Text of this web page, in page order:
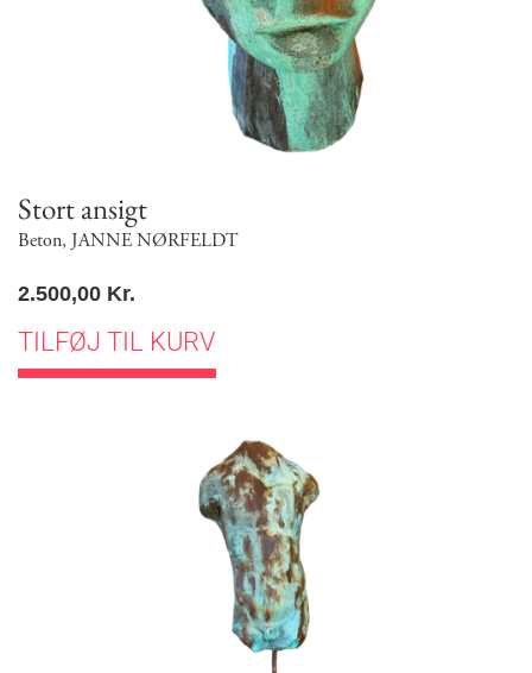
Stort ansigt
Beton, JANNE NØRFELDT
2.500,00 Kr.
TILFØJ TIL KURV